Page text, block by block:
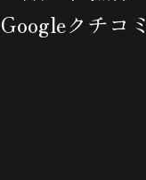
Googleクチコミ